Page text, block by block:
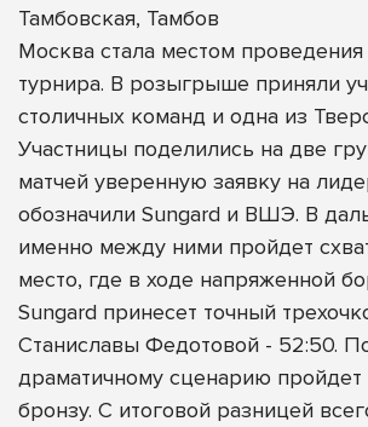
Тамбовская, Тамбов
Москва стала местом
турнира. В розыгрыше приняли
столичных команд и одна из
Участницы поделились на две
матчей уверенную заявку на
обозначили Sungard и ВШЭ. В
именно между ними пройдет
место, где в ходе напряженной
Sungard принесет точный
Станиславы Федотовой - 52:50.
драматичному сценарию пройдет
бронзу. С итоговой разницей